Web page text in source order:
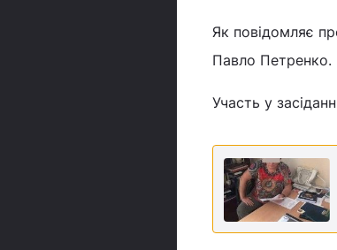
Як повідомляє
Павло Петренко.
Участь у